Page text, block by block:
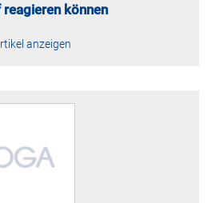
können
anzeigen